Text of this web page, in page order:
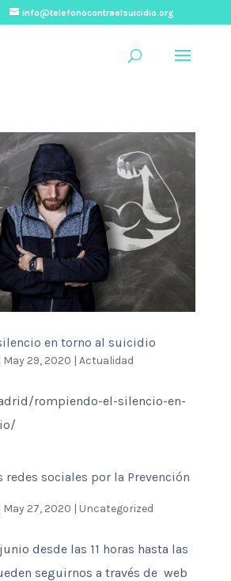
info@telefonocontraelsuicidio.org
en torno al suicidio
May 29, 2020 | Actualidad
rompiendo-el-silencio-en-
redes sociales por la Prevención
May 27, 2020 | Uncategorized
desde las 11 horas hasta las
seguirnos a través de web